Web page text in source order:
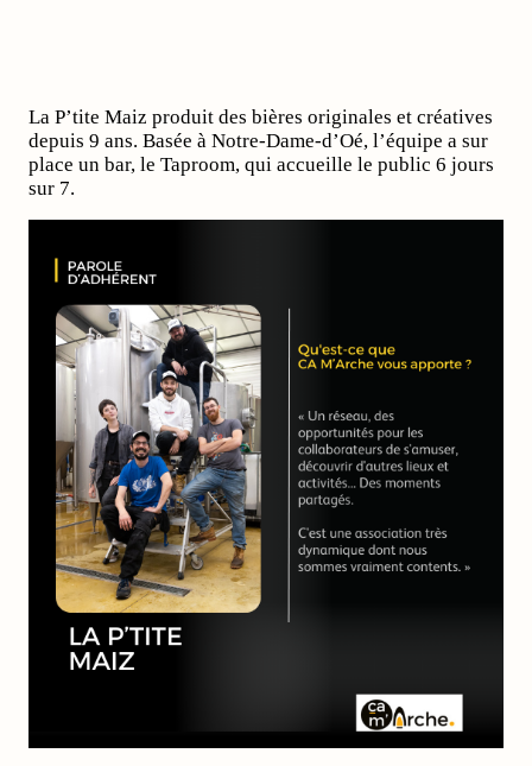
La P’tite Maiz produit des bières originales et créatives
depuis 9 ans. Basée à Notre-Dame-d’Oé, l’équipe a sur
place un bar, le Taproom, qui accueille le public 6 jours
sur 7.